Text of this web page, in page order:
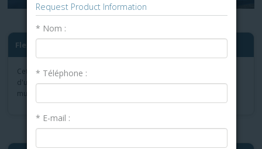
FlexBase
Cette toiture en feuille de base est utilisée comme couche initiale
d'une multitude de systèmes de toiture en bitume modifié ou
multicouche appliqués à chaud ou à froid de Garland.
Request Product Information
* Nom :
* Téléphone :
* E-mail :